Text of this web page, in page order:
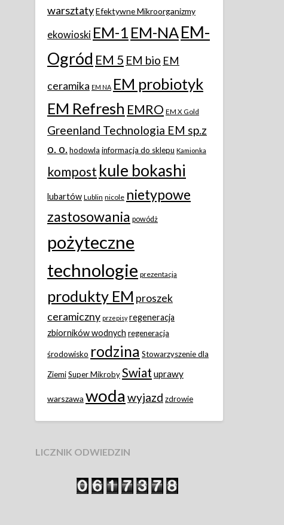
warsztatyEfektywne Mikroorganizmy
ekowioski EM-1 EM-NAEM-
Ogród EM 5 EM bio EM
ceramika EM NA EM probiotyk
EM Refresh EMRO EM X Gold
Greenland Technologia EM sp.z
o. o.hodowla informacja do sklepu Kamionka
kompost kule bokashi
lubartów Lublin nicole nietypowe
zastosowania powódż
pożyteczne
technologie prezentacja
produkty EM proszek
ceramiczny przepisy regeneracja
zbiorników wodnych regeneracja
środowisko rodzina Stowarzyszenie dla
ZiemiSuper MikrobySwiat uprawy
warszawa woda wyjazd zdrowie
LICZNIK ODWIEDZIN